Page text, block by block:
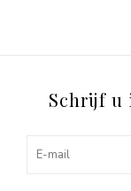
Schrijf u